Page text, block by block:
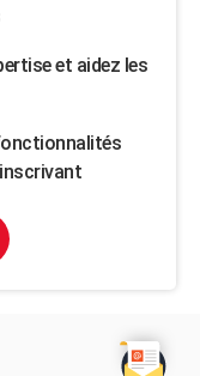
et aidez les